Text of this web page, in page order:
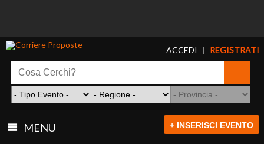
ACCEDI | REGISTRATI
MENU + INSERISCI EVENTO